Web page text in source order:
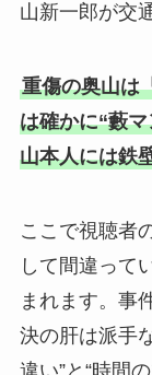
山新一郎が交
重傷の奥山は
は確かに“藪
山本人には鉄
ここで視聴者
して間違って
まれます。事
決の肝は派手
違い”と“時間